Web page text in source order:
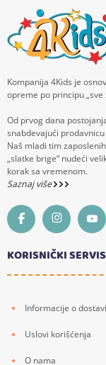
Kompanija 4Kids je
opreme po principu
Od prvog dana
snabdevajući
Naš mladi tim
„slatke brige“ nudeći
korak sa vremenom.
Saznaj više
KORISNIČKI SERVIS
Informacije o dostavi
Uslovi korišćenja
O nama